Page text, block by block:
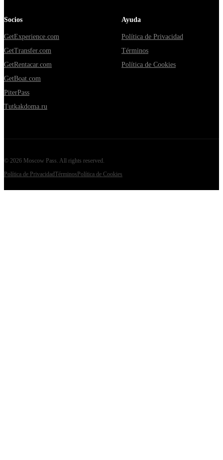
Socios
GetExperience.com
GetTransfer.com
GetRentacar.com
GetBoat.com
PiterPass
Tutkakdoma.ru
Ayuda
Política de Privacidad
Términos
Política de Cookies
© 2026 Moscow Pass. All rights reserved.
Política de PrivacidadTérminos Política de Cookies